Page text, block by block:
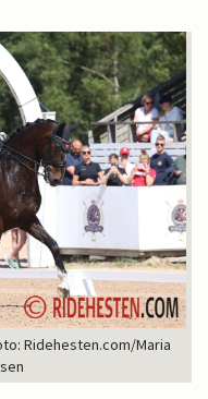
Ridehesten.com/Maria